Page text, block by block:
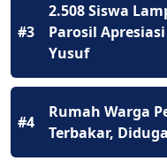
#3
2.508 Siswa
Parosil
Yusuf
#4
Rumah Warga
Terbakar,